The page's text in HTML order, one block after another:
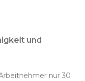
und
nur 30